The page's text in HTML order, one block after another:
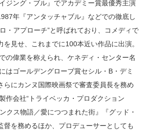
ジング・ブル』でアカデミー賞最優秀主演
年『アンタッチャブル』などでの徹底し
・アプローチ”と呼ばれており、コメディで
を見せ、これまでに100本近い作品に出演。
の偉業を称えられ、ケネディ・センター名
はゴールデングローブ賞セシル・B・デミ
らにカンヌ国際映画祭で審査委員長を務め
作会社“トライベッカ・プロダクション
クス物語／愛につつまれた街』『グッド・
督を務めるほか、プロデューサーとしても